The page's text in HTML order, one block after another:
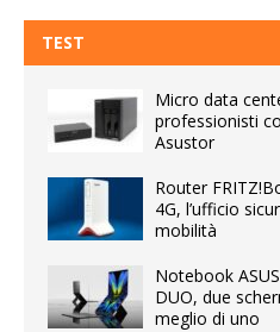
TEST
Micro data
professionisti
Asustor
Router
4G, l’ufficio
mobilità
Notebook
DUO, due
meglio di uno